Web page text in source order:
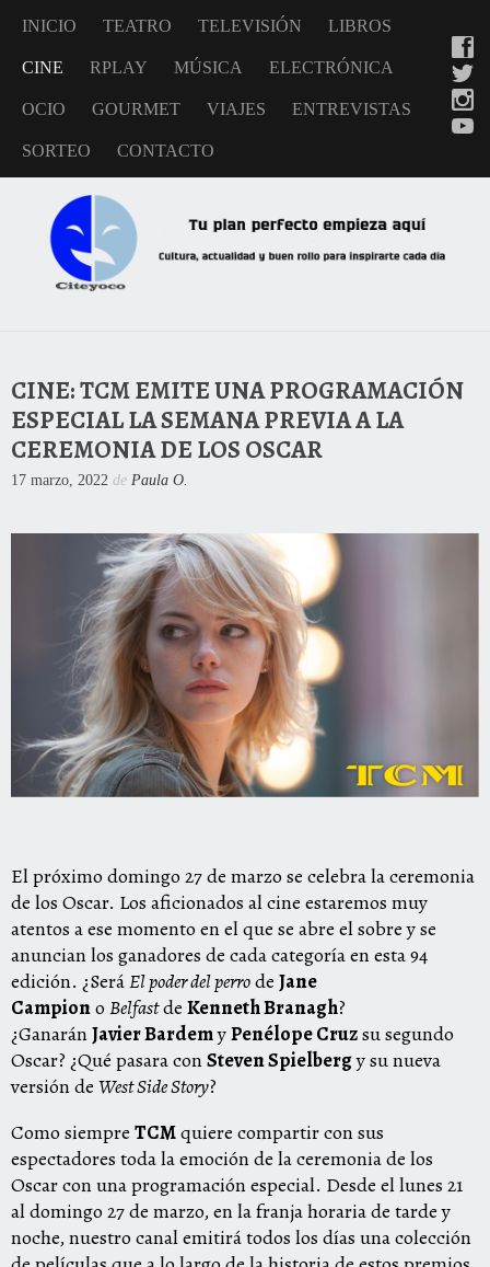
INICIO TEATRO TELEVISIÓN LIBROS
CINE RPLAY MÚSICA ELECTRÓNICA
OCIO GOURMET VIAJES ENTREVISTAS
SORTEO CONTACTO
CINE: TCM EMITE UNA PROGRAMACIÓN
ESPECIAL LA SEMANA PREVIA A LA
CEREMONIA DE LOS OSCAR
17 marzo, 2022 de Paula O.
El próximo domingo 27 de marzo se celebra la ceremonia
de los Oscar. Los aficionados al cine estaremos muy
atentos a ese momento en el que se abre el sobre y se
anuncian los ganadores de cada categoría en esta 94
edición. ¿SeráEl poder del perrode Jane
Campiono Belfastde Kenneth Branagh?
¿GanaránJavier BardemyPenélope Cruzsu segundo
Oscar? ¿Qué pasara conSteven Spielbergy su nueva
versión de West Side Story?
Como siempre TCMquiere compartir con sus
espectadores toda la emoción de la ceremonia de los
Oscar con una programación especial. Desde el lunes 21
al domingo 27 de marzo, en la franja horaria de tarde y
noche, nuestro canal emitirá todos los días una colección